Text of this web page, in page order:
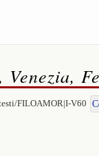
FILOAMOR|I-V60